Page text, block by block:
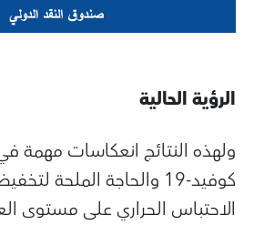
الرؤية الحالية
ولهذه النتائج انعكاسات مهمة
كوفيد-19 والحاجة الملحة
الاحتباس الحراري على مستوى